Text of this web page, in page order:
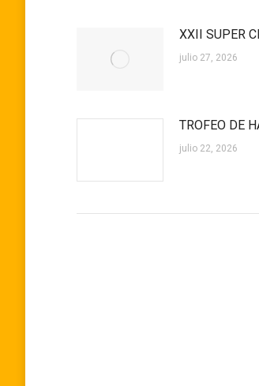
XXII SUPER
julio 27, 2026
TROFEO DE
julio 22, 2026